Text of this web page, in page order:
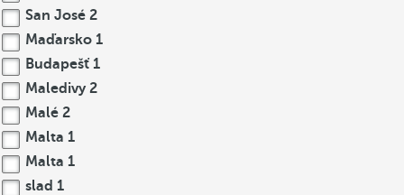
San José 2
Maďarsko 1
Budapešť 1
Maledivy 2
Malé 2
Malta 1
Malta 1
slad 1